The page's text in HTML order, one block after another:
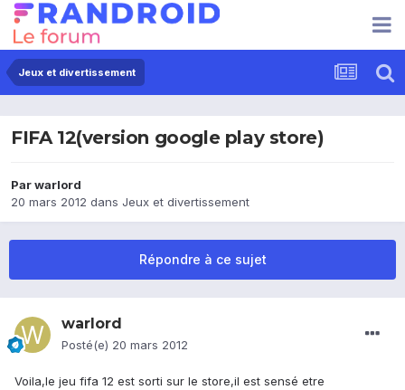
Jeux et divertissement
FIFA 12(version google play store)
Parwarlord
20 mars 2012 dans Jeux et divertissement
Répondre à ce sujet
warlord
Posté(e) 20 mars 2012
Voila,le jeu fifa 12 est sorti sur le store,il est sensé etre